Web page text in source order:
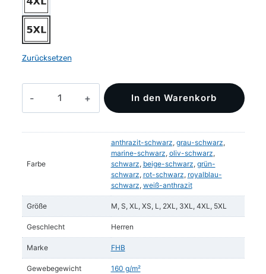
Zurücksetzen
Menge
In den Warenkorb
Farbe
anthrazit-schwarz, grau-schwarz,
marine-schwarz, oliv-schwarz,
schwarz, beige-schwarz, grün-
schwarz, rot-schwarz, royalblau-
schwarz, weiß-anthrazit
Größe M, S, XL, XS, L, 2XL, 3XL, 4XL, 5XL
Geschlecht Herren
Marke FHB
Gewebegewicht 160 g/m²